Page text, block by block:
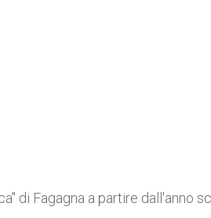
di Fagagna a partire dall'anno